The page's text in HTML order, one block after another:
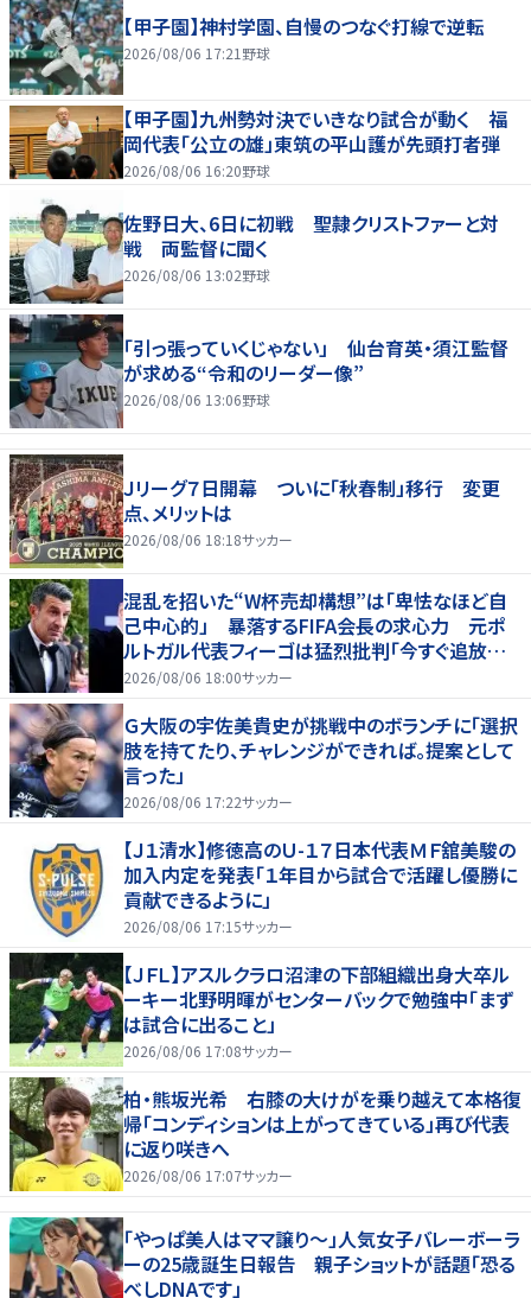
【甲子園】神村学園、自慢のつなぐ打線で逆転
2026/08/06 17:21 野球
【甲子園】九州勢対決でいきなり試合が動く 福
岡代表「公立の雄」東筑の平山護が先頭打者弾
2026/08/06 16:20野球
佐野日大、6日に初戦 聖隷クリストファーと対
戦 両監督に聞く
2026/08/06 13:02野球
「引っ張っていくじゃない」 仙台育英・須江監督
が求める“令和のリーダー像”
2026/08/06 13:06野球
Ｊリーグ７日開幕 ついに「秋春制」移行 変更
点、メリットは
2026/08/06 18:18サッカー
混乱を招いた“W杯売却構想”は「卑怯なほど自
己中心的」 暴落するFIFA会長の求心力 元ポ
ルトガル代表フィーゴは猛烈批判「今すぐ追放す
べきだ」
2026/08/06 18:00サッカー
Ｇ大阪の宇佐美貴史が挑戦中のボランチに「選択
肢を持てたり、チャレンジができれば。提案として
言った」
2026/08/06 17:22サッカー
【Ｊ１清水】修徳高のＵ-１７日本代表ＭＦ舘美駿の
加入内定を発表「１年目から試合で活躍し優勝に
貢献できるように」
2026/08/06 17:15サッカー
【ＪＦＬ】アスルクラロ沼津の下部組織出身大卒ル
ーキー北野明暉がセンターバックで勉強中「まず
は試合に出ること」
2026/08/06 17:08サッカー
柏・熊坂光希 右膝の大けがを乗り越えて本格復
帰「コンディションは上がってきている」再び代表
に返り咲きへ
2026/08/06 17:07サッカー
「やっぱ美人はママ譲り～」人気女子バレーボーラ
ーの25歳誕生日報告 親子ショットが話題「恐る
べしDNAです」